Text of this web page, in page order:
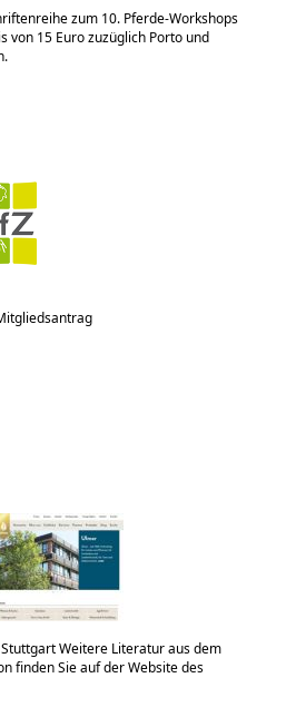
zum 10. Pferde-Workshops
von 15 Euro zuzüglich Porto und
Weitere Literatur aus dem
finden Sie auf der Website des